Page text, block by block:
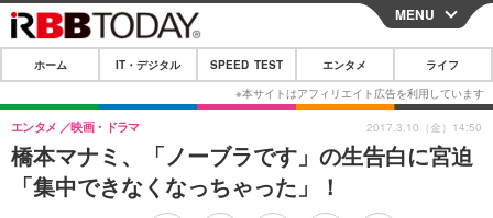
CLOSE
ホーム
IT・デジタル
IT・デジタルTOP スマートフォン
ネタ
SPEED TEST
MENU
ホーム IT・デジタル SPEED TEST エンタメ ライフ
橋本マナミ、「ノーブラです」の生告白に宮迫
「集中できなくなっちゃった」！
エンタメ 映画・ドラマ 2017.3.10（金）14:50